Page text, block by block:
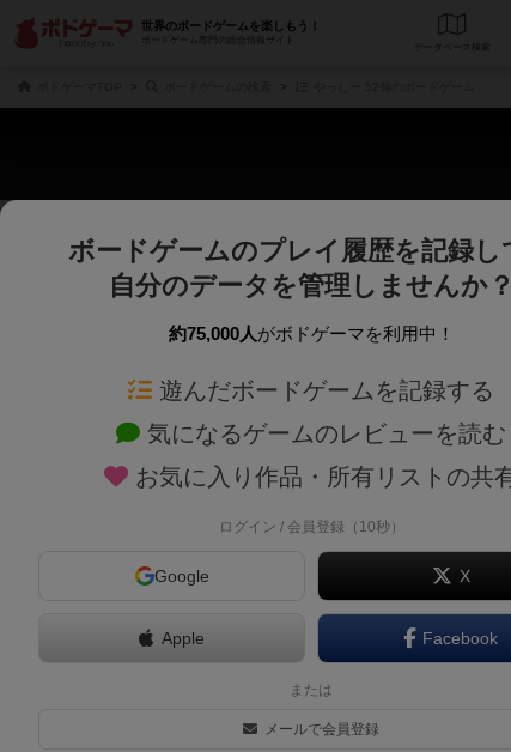
世界のボードゲームを楽しもう！
ボードゲーム専門の総合情報サイト
データベー
じっくり表示
商品名、商品説明文、デザイナー名、テーマ名、メカニクス名を対象にフ
ゲームデザイナー名を指
ゲームデザイナー
対象年齢を指定します。 世界観や
テーマ/フ
とーめーにんげんっていいなぁ。 コ
ボードゲームのプレイ履歴を記録し
自分のデータを管理しませんか？
約75,000人がボドゲーマを利用中！
遊んだボードゲームを記録する
気になるゲームのレビューを読む
お気に入り作品・所有リストの共
ログイン / 会員登録（10秒）
Google X
Apple Facebook
または
メールで会員登録